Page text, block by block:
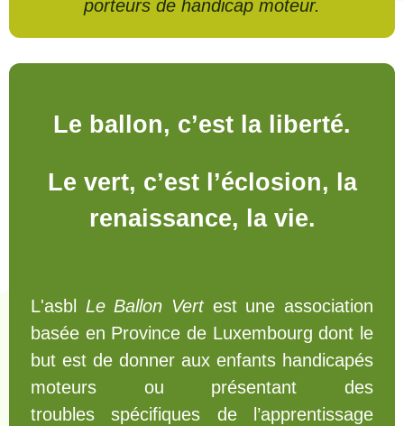
porteurs de handicap moteur.
Le ballon, c’est la liberté.
Le vert, c’est l’éclosion, la
renaissance, la vie.
L'asbl Le Ballon Vertest une association
basée en Province de Luxembourg dont le
but est de donner aux enfants handicapés
moteurs ou présentant des
troubles spécifiques de l’apprentissage